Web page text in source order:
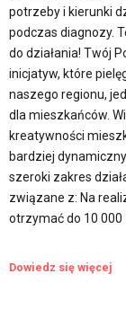
potrzeby i kierunki
podczas diagnozy.
do działania! Twój
inicjatyw, które
naszego regionu,
dla mieszkańców.
kreatywności
bardziej
szeroki zakres
związane z: Na
otrzymać do 10 000
Dowiedz się więcej